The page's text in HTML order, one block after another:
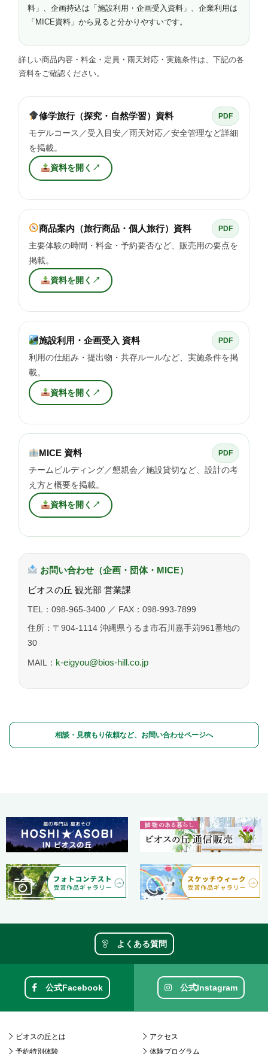
料」、企画持込は「施設利用・企画受入資料」、企業利用は
「MICE資料」から見ると分かりやすいです。
詳しい商品内容・料金・定員・雨天対応・実施条件は、下記の各
資料をご確認ください。
修学旅行（探究・自然学習）資料 PDF
モデルコース／受入目安／雨天対応／安全管理など詳細
を掲載。
資料を開く ↗
商品案内（旅行商品・個人旅行）資料 PDF
主要体験の時間・料金・予約要否など、販売用の要点を
掲載。
資料を開く ↗
施設利用・企画受入 資料 PDF
利用の仕組み・提出物・共存ルールなど、実施条件を掲
載。
資料を開く ↗
MICE 資料 PDF
チームビルディング／懇親会／施設貸切など、設計の考
え方と概要を掲載。
資料を開く ↗
お問い合わせ（企画・団体・MICE）
ビオスの丘 観光部 営業課
TEL：098-965-3400 ／ FAX：098-993-7899
住所：〒904-1114 沖縄県うるま市石川嘉手苅961番地の
30
MAIL： k-eigyou@bios-hill.co.jp
相談・見積もり依頼など、お問い合わせページへ
よくある質問
公式Facebook 公式Instagram
ビオスの丘とは
アクセス
予約特別体験
体験プログラム